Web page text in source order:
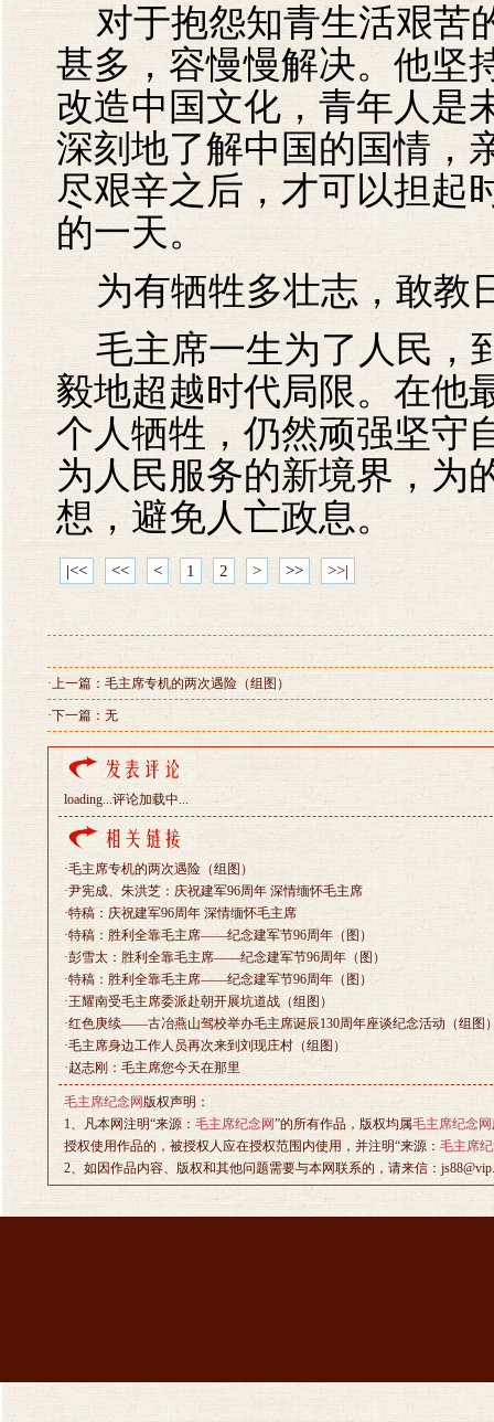
对于抱怨知青生活艰苦
甚多，容慢慢解决。他坚
改造中国文化，青年人是
深刻地了解中国的国情，
尽艰辛之后，才可以担起
的一天。
为有牺牲多壮志，敢教
毛主席一生为了人民，
毅地超越时代局限。在他
个人牺牲，仍然顽强坚守
为人民服务的新境界，为
想，避免人亡政息。
|<< << < 1 2 > >> >>|
·上一篇： 毛主席专机的两次遇险（组图）
·下一篇：无
loading...评论加载中...
·毛主席专机的两次遇险（组图）
·尹宪成、朱洪芝：庆祝建军96周年 深情缅怀毛主席
·特稿：庆祝建军96周年 深情缅怀毛主席
·特稿：胜利全靠毛主席——纪念建军节96周年（图）
·彭雪太：胜利全靠毛主席——纪念建军节96周年（图）
·特稿：胜利全靠毛主席——纪念建军节96周年（图）
·王耀南受毛主席委派赴朝开展坑道战（组图）
·红色庚续——古冶燕山驾校举办毛主席诞辰130周年座谈纪念活动（组图
·毛主席身边工作人员再次来到刘现庄村（组图）
·赵志刚：毛主席您今天在那里
毛主席纪念网版权声明：
1、凡本网注明“来源： 毛主席纪念网”的所有作品，版权均属毛主席纪念网
授权使用作品的，被授权人应在授权范围内使用，并注明“来源： 毛主席
2、如因作品内容、版权和其他问题需要与本网联系的，请来信：